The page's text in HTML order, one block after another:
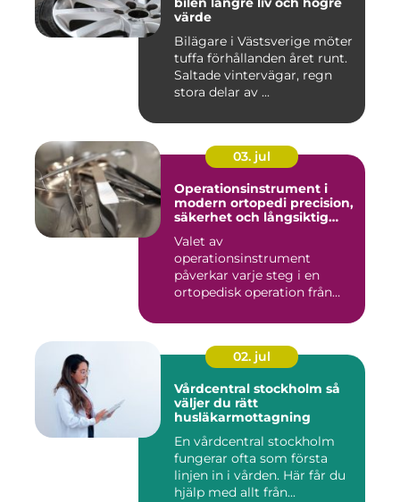
värde
Bilägare i Västsverige möter
tuffa förhållanden året runt.
Saltade vintervägar, regn
stora delar av ...
03. jul
Operationsinstrument i
modern ortopedi precision,
säkerhet och långsiktig
Valet av
operationsinstrument
påverkar varje steg i en
ortopedisk operation från
02. jul
Vårdcentral stockholm så
väljer du rätt
husläkarmottagning
En vårdcentral stockholm
fungerar ofta som första
linjen in i vården. Här får du
hjälp med allt från...